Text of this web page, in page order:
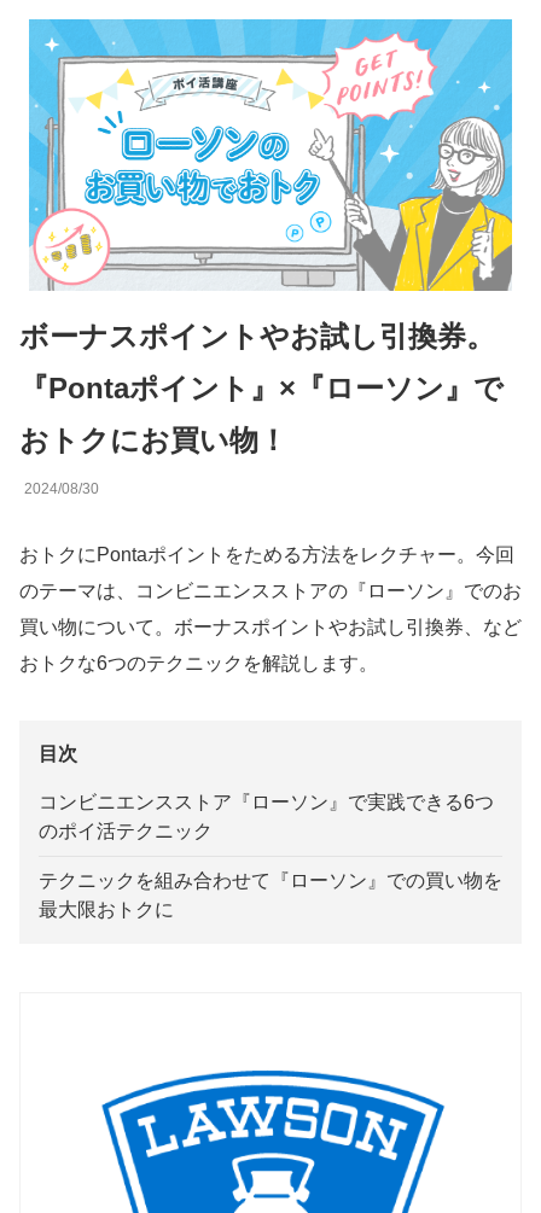
ボーナスポイントやお試し引換券。
『Pontaポイント』×『ローソン』で
おトクにお買い物！
2024/08/30
おトクにPontaポイントをためる方法をレクチャー。今回
のテーマは、コンビニエンスストアの『ローソン』でのお
買い物について。ボーナスポイントやお試し引換券、など
おトクな6つのテクニックを解説します。
目次
コンビニエンスストア『ローソン』で実践できる6つ
のポイ活テクニック
テクニックを組み合わせて『ローソン』での買い物を
最大限おトクに